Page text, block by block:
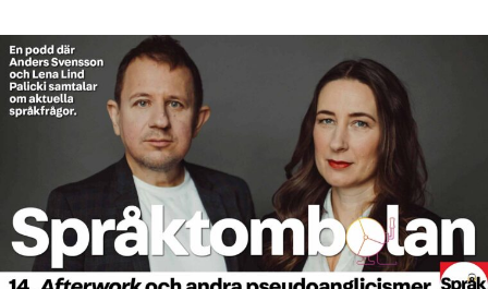
Bokrecensioner
Kviss
Anmäl till språkpolisen
Föreslå nyord
Annonsera